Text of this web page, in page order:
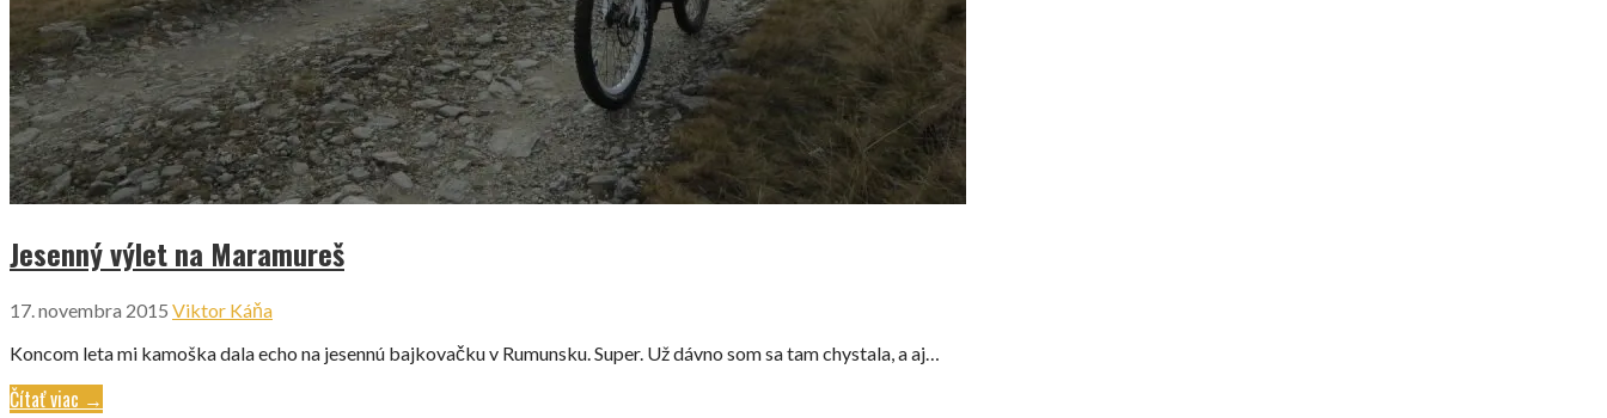
Jesenný výlet na Maramureš
17. novembra 2015 Viktor Káňa
Koncom leta mi kamoška dala echo na jesennú bajkovačku v Rumunsku. Super. Už dávno som sa tam chystala, a aj…
Čítať viac →